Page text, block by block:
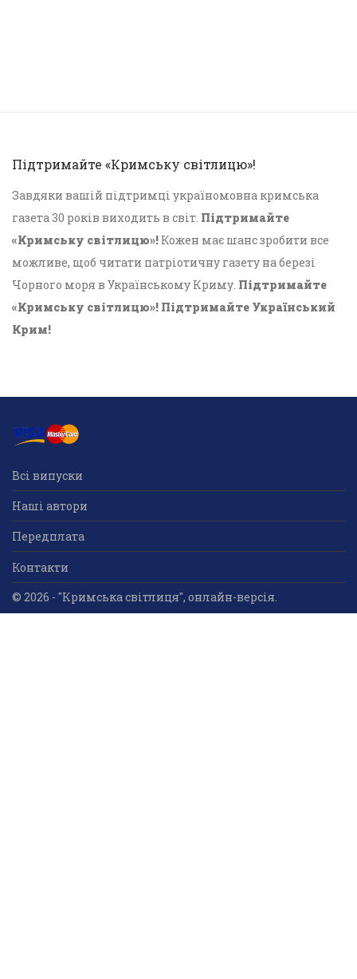
Підтримайте «Кримську світлицю»!
Завдяки вашій підтримці україномовна кримська
газета 30 років виходить в світ. Підтримайте
«Кримську світлицю»! Кожен має шанс зробити все
можливе, щоб читати патріотичну газету на березі
Чорного моря в Українському Криму. Підтримайте
«Кримську світлицю»! Підтримайте Український
Крим!
Всі випуски
Наші автори
Передплата
Контакти
© 2026 - "Кримська світлиця", онлайн-версія.